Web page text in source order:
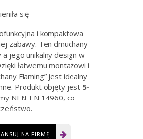
się
i kompaktowa
zabawy. Ten dmuchany
jego unikalny design w
łatwemu montażowi i
Flaming” jest idealny
Produkt objęty jest 5-
NEN-EN 14960, co
NA FIRMĘ